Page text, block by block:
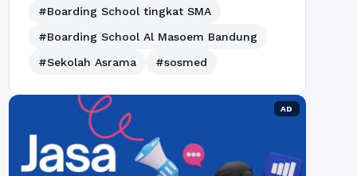
#Boarding School tingkat SMA
#Boarding School Al Masoem Bandung
#Sekolah Asrama
#sosmed
AD